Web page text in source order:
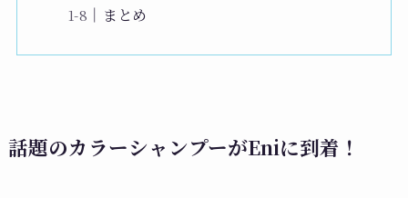
まとめ
話題のカラーシャンプーがEniに到着！